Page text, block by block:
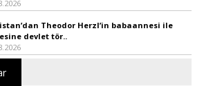
Theodor Herzl’in babaannesi ile
devlet tör..